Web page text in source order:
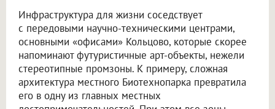
Инфраструктура для жизни соседствует
с передовыми научно-техническими центрами,
основными «офисами» Кольцово, которые скорее
напоминают футуристичные арт-объекты, нежели
стереотипные промзоны. К примеру, сложная
архитектура местного Биотехнопарка превратила
его в одну из главных местных